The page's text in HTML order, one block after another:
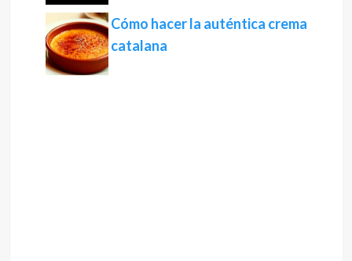
Cómo hacer la auténtica crema
catalana